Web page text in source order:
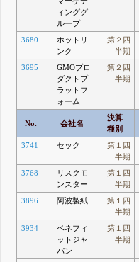
ィンググ
ループ
3680
ホットリ
ンク
第２四
半期
3695
GMOプロ
ダクトプ
ラットフ
ォーム
第２四
半期
No. 会社名
決算
種別
3741 セック
第１四
半期
3768
リスクモ
ンスター
第１四
半期
3896 阿波製紙
第１四
半期
3934
ベネフィ
ットジャ
パン
第１四
半期